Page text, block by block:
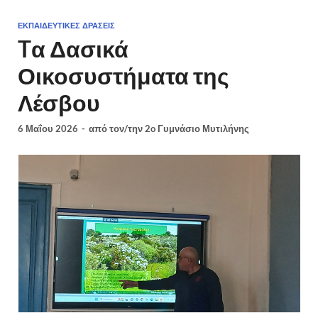
ΕΚΠΑΙΔΕΥΤΙΚΈΣ ΔΡΆΣΕΙΣ
Tα Δασικά
Οικοσυστήματα της
Λέσβου
6 Μαΐου 2026 - από τον/την2o Γυμνάσιο Μυτιλήνης